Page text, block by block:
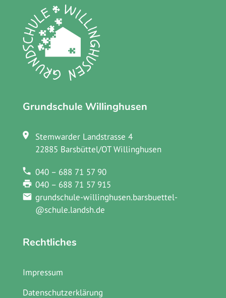
Grundschule Willinghusen
Stemwarder Landstrasse 4
22885 Barsbüttel/OT Willinghusen
040 – 688 71 57 90
040 – 688 71 57 915
grundschule-willinghusen.barsbuettel­
@schule.landsh.de
Rechtliches
Impressum
Datenschutzerklärung